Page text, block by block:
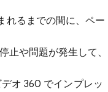
れるまでの間に、ペー
止や問題が発生して、
オ 360 でインプレッ